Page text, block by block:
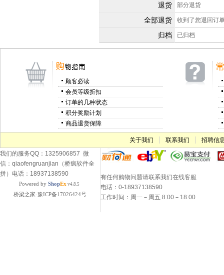
退货 部分退货
全部退货 收到了您退回订
归档 已归档
顾客必读
会员等级折扣
订单的几种状态
积分奖励计划
商品退货保障
关于我们 联系我们
招聘信
我们的服务QQ：1325906857 微
信：qiaofengruanjian（桥疯软件全
拼）电话：18937138590
Powered by ShopEx v4.8.5
桥梁之家-豫ICP备17026424号
有任何购物问题请联系我们在线客服
电话：0-18937138590
工作时间：周一－周五 8:00－18:00